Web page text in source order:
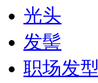
光头
发髻
职场发型